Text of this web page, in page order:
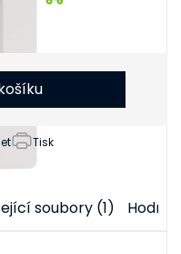
Tisk
soubory (1)